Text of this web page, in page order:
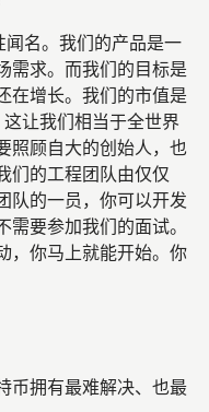
名。我们的产品是一
需求。而我们的目标是
在增长。我们的市值是
让我们相当于全世界
照顾自大的创始人，也
们的工程团队由仅仅
队的一员，你可以开发
要参加我们的面试。
，你马上就能开始。你
币拥有最难解决、也最